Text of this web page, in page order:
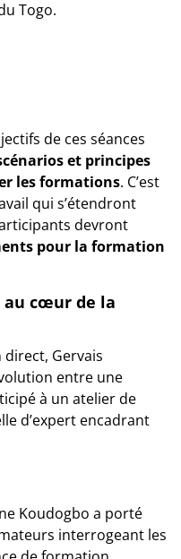
Togo.
de ces séances
et principes
les formations. C’est
qui s’étendront
devront
pour la formation
au cœur de la
direct, Gervais
entre une
à un atelier de
d’expert encadrant
Koudogbo a porté
interrogeant les